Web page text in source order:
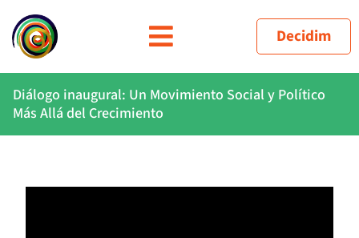
Decidim
Diálogo inaugural: Un Movimiento Social y Político
Más Allá del Crecimiento